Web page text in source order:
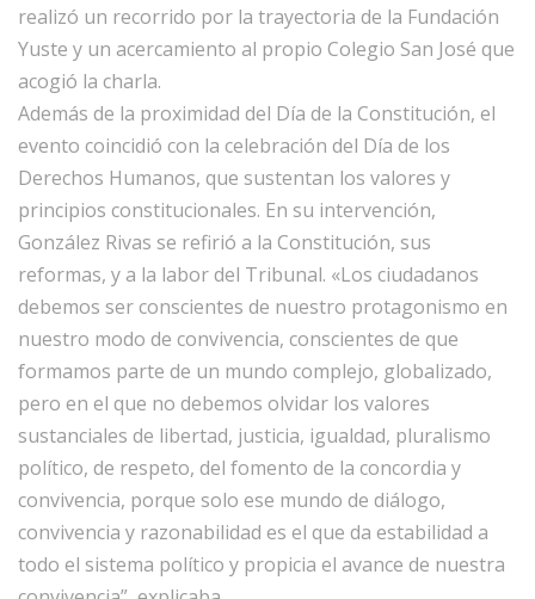
realizó un recorrido por la trayectoria de la Fundación
Yuste y un acercamiento al propio Colegio San José que
acogió la charla.
Además de la proximidad del Día de la Constitución, el
evento coincidió con la celebración del Día de los
Derechos Humanos, que sustentan los valores y
principios constitucionales. En su intervención,
González Rivas se refirió a la Constitución, sus
reformas, y a la labor del Tribunal. «Los ciudadanos
debemos ser conscientes de nuestro protagonismo en
nuestro modo de convivencia, conscientes de que
formamos parte de un mundo complejo, globalizado,
pero en el que no debemos olvidar los valores
sustanciales de libertad, justicia, igualdad, pluralismo
político, de respeto, del fomento de la concordia y
convivencia, porque solo ese mundo de diálogo,
convivencia y razonabilidad es el que da estabilidad a
todo el sistema político y propicia el avance de nuestra